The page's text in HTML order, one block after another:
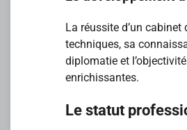
La réussite d’un
techniques, sa
diplomatie et
enrichissantes.
Le statut